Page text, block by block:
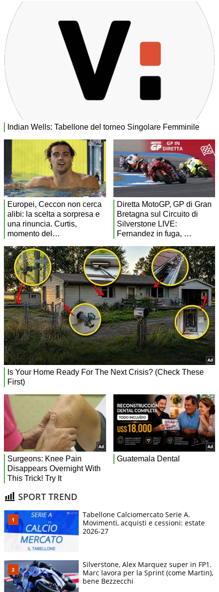
SPORT TREND
Tabellone Calciomercato Serie A.
Movimenti, acquisti e cessioni: estate
2026-27
Silverstone, Alex Marquez super in FP1.
Marc lavora per la Sprint (come Martin),
bene Bezzecchi